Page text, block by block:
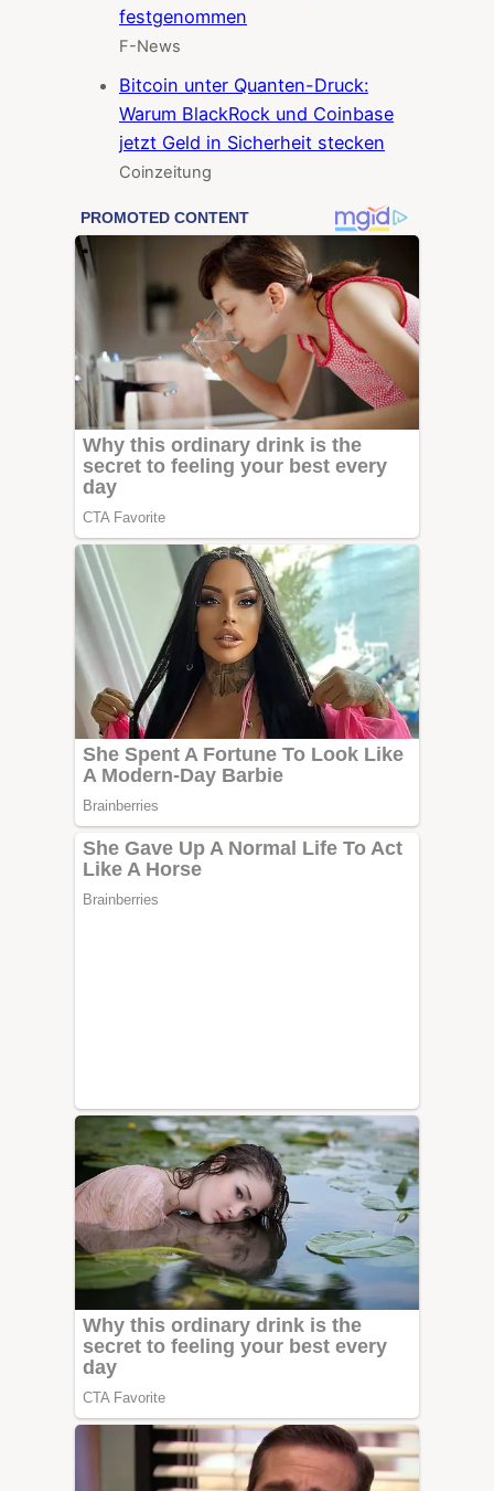
festgenommen
F-News
Bitcoin unter Quanten-Druck:
Warum BlackRock und Coinbase
jetzt Geld in Sicherheit stecken
Coinzeitung